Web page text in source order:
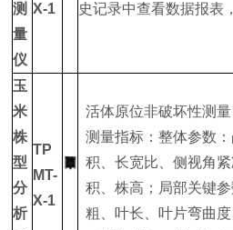
测
量
仪
X-1
史记录中查看数据报表
玉
米
株
型
分
析
TP
MT-
X-1
活体原位非破坏性测
测量指标：整体参数
积、长宽比、侧视角
积、株高；局部关键
粗、叶长、叶片弯曲度